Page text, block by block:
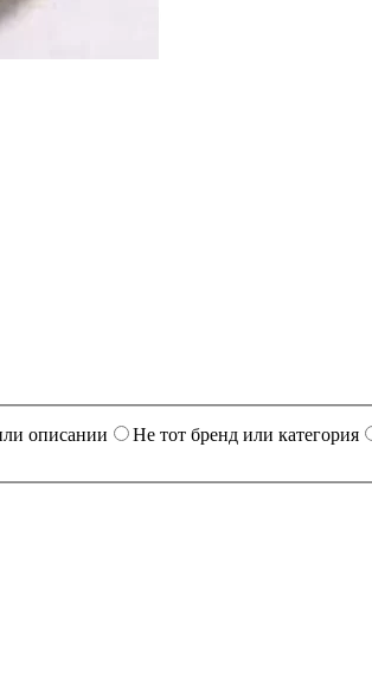
описании Не тот бренд или категория